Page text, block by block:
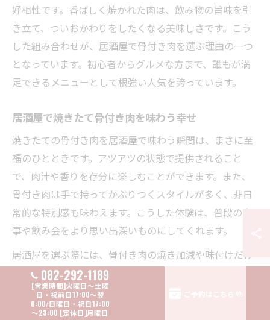
好相性です。香ばしく焼かれた肉は、飲み物の旨味を引
き立て、ついおかわりをしたくなる美味しさです。こう
した組み合わせが、居酒屋で骨付き肉を選ぶ理由の一つ
となっています。初心者からグルメな方まで、誰もが満
足できるメニューとして根強い人気を誇っています。
居酒屋で焼きたて骨付き肉を味わう幸せ
焼きたての骨付き肉を居酒屋で味わう瞬間は、まさに至
福のひとときです。アツアツの状態で提供されること
で、肉汁や香りを存分に楽しむことができます。また、
骨付き肉は手で持ってかぶりつくスタイルが多く、非日
常的な特別感も味わえます。こうした体験は、普段の食
事や飲み会をより思い出深いものにしてくれます。
居酒屋を選ぶ際には、骨付き肉の焼き加減や味付けだけ
でなく、店内の雰囲気やサービスも重要なポイントで
す。ゆったりとくつろげる空間やスタッフの気配りがあ
る居酒屋は、リピーターに支持されています。初めての
082-292-1189